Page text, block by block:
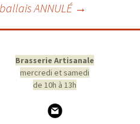
ANNULÉ →
Brasserie Artisanale
mercredi et samedi
de 10h à 13h